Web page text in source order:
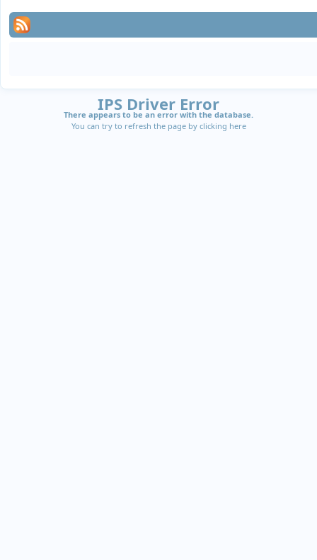
IPS Driver Error
There appears to be an error with the database.
You can try to refresh the page by clicking here